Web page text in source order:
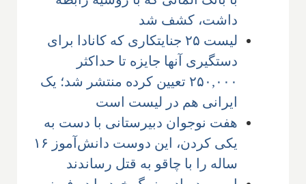
داشت، کشف شد
لیست ۲۵ جنایتکاری که کانادا برای
دستگیری آنها جایزه تا حداکثر
۲۵۰,۰۰۰ تعیین کرده منتشر شد؛ یک
ایرانی هم در لیست است
هفت نوجوان دبیرستانی با دست به
یکی کردن، این دوست دانش‌آموز ۱۶
ساله را با چاقو به قتل رساندند